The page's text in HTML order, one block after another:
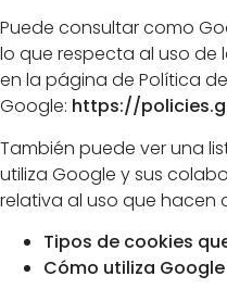
Puede consultar como
lo que respecta al uso de
en la página de Política
Google: https://
También puede ver una
utiliza Google y sus
relativa al uso que hacen
Tipos de cookies
Cómo utiliza